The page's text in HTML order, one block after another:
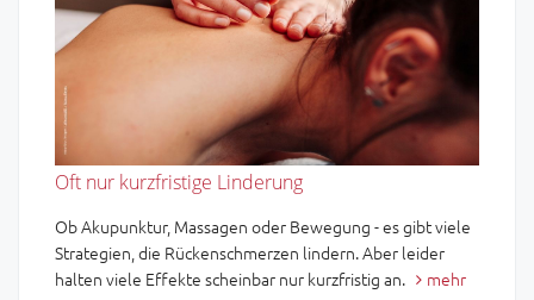
Oft nur kurzfristige Linderung
Ob Akupunktur, Massagen oder Bewegung - es gibt viele
Strategien, die Rückenschmerzen lindern. Aber leider
halten viele Effekte scheinbar nur kurzfristig an.
mehr